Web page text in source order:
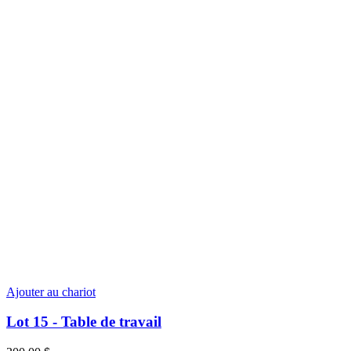
Ajouter au chariot
Lot 15 - Table de travail